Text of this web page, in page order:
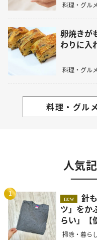
料理・グル
卵焼きが
わりに入
料理・グル
料理・グル
人気
1
new
針も糸もいらない。「着ないTシャ
ツ」をか
らい」【
掃除・暮ら